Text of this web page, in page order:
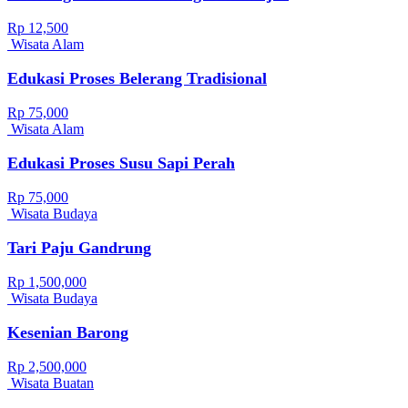
Rp 12,500
Wisata Alam
Edukasi Proses Belerang Tradisional
Rp 75,000
Wisata Alam
Edukasi Proses Susu Sapi Perah
Rp 75,000
Wisata Budaya
Tari Paju Gandrung
Rp 1,500,000
Wisata Budaya
Kesenian Barong
Rp 2,500,000
Wisata Buatan